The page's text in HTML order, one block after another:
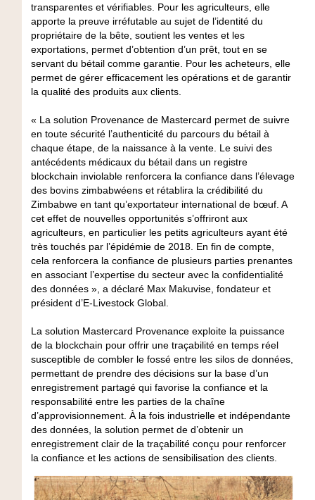
transparentes et vérifiables. Pour les agriculteurs, elle
apporte la preuve irréfutable au sujet de l’identité du
propriétaire de la bête, soutient les ventes et les
exportations, permet d’obtention d’un prêt, tout en se
servant du bétail comme garantie. Pour les acheteurs, elle
permet de gérer efficacement les opérations et de garantir
la qualité des produits aux clients.
« La solution Provenance de Mastercard permet de suivre
en toute sécurité l’authenticité du parcours du bétail à
chaque étape, de la naissance à la vente. Le suivi des
antécédents médicaux du bétail dans un registre
blockchain inviolable renforcera la confiance dans l’élevage
des bovins zimbabwéens et rétablira la crédibilité du
Zimbabwe en tant qu’exportateur international de bœuf. A
cet effet de nouvelles opportunités s’offriront aux
agriculteurs, en particulier les petits agriculteurs ayant été
très touchés par l’épidémie de 2018. En fin de compte,
cela renforcera la confiance de plusieurs parties prenantes
en associant l’expertise du secteur avec la confidentialité
des données », a déclaré Max Makuvise, fondateur et
président d’E-Livestock Global.
La solution Mastercard Provenance exploite la puissance
de la blockchain pour offrir une traçabilité en temps réel
susceptible de combler le fossé entre les silos de données,
permettant de prendre des décisions sur la base d’un
enregistrement partagé qui favorise la confiance et la
responsabilité entre les parties de la chaîne
d’approvisionnement. À la fois industrielle et indépendante
des données, la solution permet de d’obtenir un
enregistrement clair de la traçabilité conçu pour renforcer
la confiance et les actions de sensibilisation des clients.